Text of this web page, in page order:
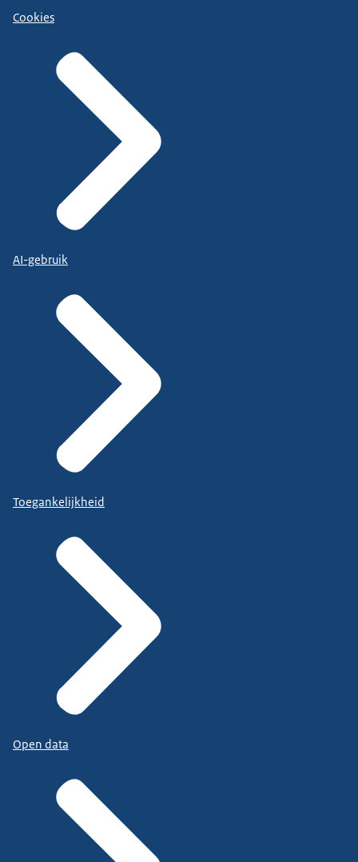
Cookies
AI-gebruik
Toegankelijkheid
Open data